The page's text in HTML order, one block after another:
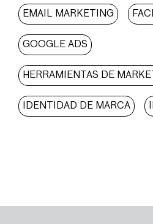
EMAIL MARKETING
GOOGLE ADS
HERRAMIENTAS DE
IDENTIDAD DE MARCA